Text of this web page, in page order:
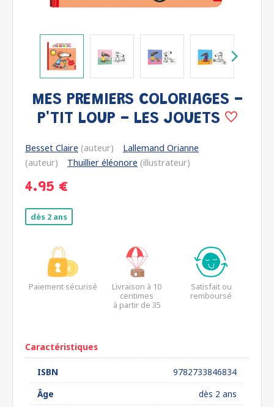
MES PREMIERS COLORIAGES -
P'TIT LOUP - LES JOUETS
Besset Claire (auteur)
Lallemand Orianne
(auteur)
Thuillier éléonore (illustrateur)
4.95 €
dès 2 ans
Paiement sécurisé
Livraison à 10
centimes
à partir de 35
Satisfait ou
remboursé
Caractéristiques
ISBN
9782733846834
Âge
dès 2 ans